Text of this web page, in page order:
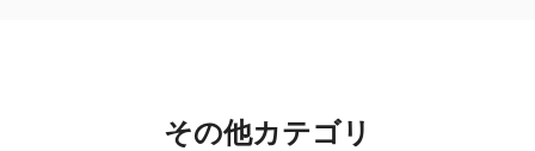
その他カテゴリ